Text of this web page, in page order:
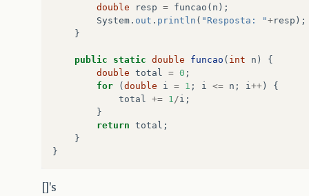
double
resp = funcao ( n );
System . out . println ( "Resposta: "+resp );
}
public static double funcao ( int n )
{
double total = 0 ;
for
(double i = 1 ; i <= n ; i ++)
{
total
+= 1 /i ;
}
return total ;
}
}
[]'s